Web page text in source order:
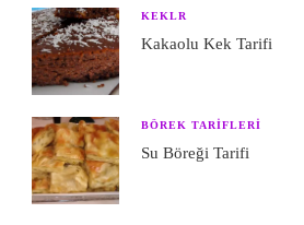
KEKLR
Kakaolu Kek Tarifi
BÖREK TARIFLERI
Su Böreği Tarifi